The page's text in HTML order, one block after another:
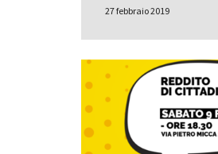
27 febbraio 2019